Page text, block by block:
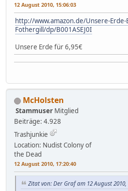
12 August 2010, 15:06:03
http://www.amazon.de/Unsere-Erde-
Fothergill/dp/B001ASEJ0I
Unsere Erde für 6,95€
McHolsten
Stammuser Mitglied
Beiträge: 4.928
Trashjunkie
Location: Nudist Colony of
the Dead
12 August 2010, 17:20:40
Zitat von: Der Graf am 12 August 2010,